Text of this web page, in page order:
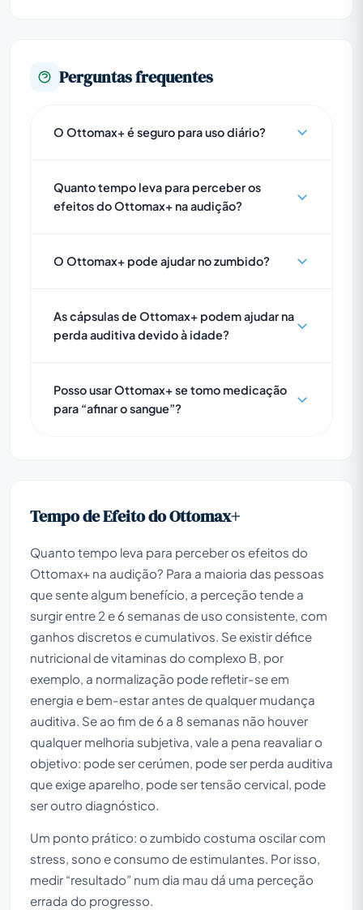
Perguntas frequentes
O Ottomax+ é seguro para uso diário?
Quanto tempo leva para perceber os
efeitos do Ottomax+ na audição?
O Ottomax+ pode ajudar no zumbido?
As cápsulas de Ottomax+ podem ajudar na
perda auditiva devido à idade?
Posso usar Ottomax+ se tomo medicação
para “afinar o sangue”?
Tempo de Efeito do Ottomax+
Quanto tempo leva para perceber os efeitos do
Ottomax+ na audição? Para a maioria das pessoas
que sente algum benefício, a perceção tende a
surgir entre 2 e 6 semanas de uso consistente, com
ganhos discretos e cumulativos. Se existir défice
nutricional de vitaminas do complexo B, por
exemplo, a normalização pode refletir-se em
energia e bem-estar antes de qualquer mudança
auditiva. Se ao fim de 6 a 8 semanas não houver
qualquer melhoria subjetiva, vale a pena reavaliar o
objetivo: pode ser cerúmen, pode ser perda auditiva
que exige aparelho, pode ser tensão cervical, pode
ser outro diagnóstico.
Um ponto prático: o zumbido costuma oscilar com
stress, sono e consumo de estimulantes. Por isso,
medir “resultado” num dia mau dá uma perceção
errada do progresso.